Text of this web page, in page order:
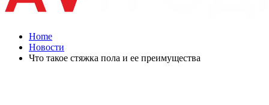
Home
Новости
Что такое стяжка пола и ее преимущества